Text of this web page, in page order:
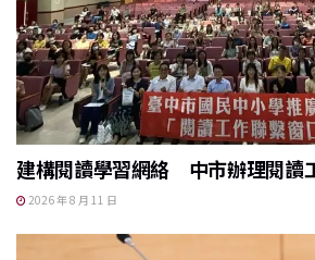
建構閱讀學習網絡 中市辦理閱讀
2026 年 8 月 11 日